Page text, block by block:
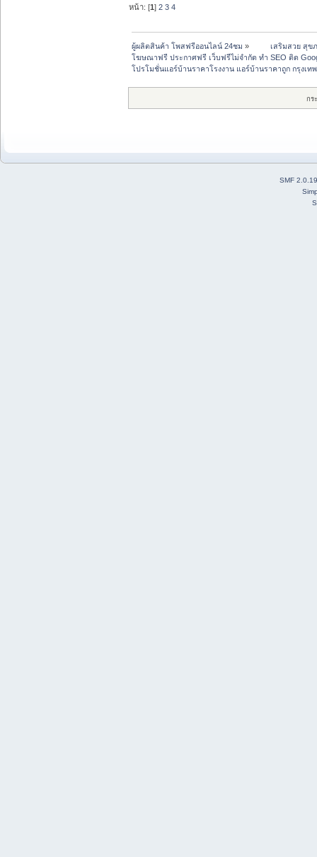
หน้า: [1]2 3 4
ผู้ผลิตสินค้า โพสฟรีออนไลน์ 24ชม »
เสริมสวย สุข
โฆษณาฟรี ประกาศฟรี เว็บฟรีไม่จำกัด ทำ SEO ติด
โปรโมชั่นแอร์บ้านราคาโรงงาน แอร์บ้านราคาถูก กรุงเ
กร
SMF 2.0.19